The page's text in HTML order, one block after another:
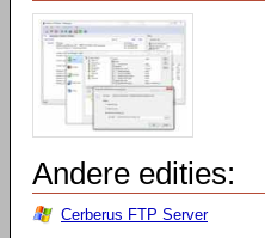
Andere edities:
Cerberus FTP Server